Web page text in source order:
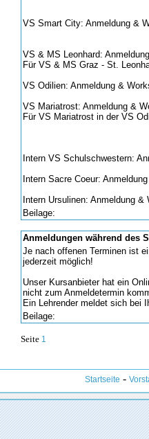
VS Smart City: Anmeldung &
VS & MS Leonhard:
Für VS & MS Graz - St.
VS Odilien: Anmeldung &
VS Mariatrost: Anmeldung &
Für VS Mariatrost in der VS
Intern VS Schulschwestern:
Intern Sacre Coeur:
Intern Ursulinen: Anmeldung
Beilage:
Anmeldungen während des
Je nach offenen Terminen ist
jederzeit möglich!
Unser Kursanbieter hat ein
nicht zum Anmeldetermin
Ein Lehrender meldet sich bei
Beilage:
Seite 1
Startseite -